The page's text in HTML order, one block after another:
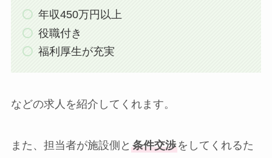
年収450万円以上
役職付き
福利厚生が充実
などの求人を紹介してくれます。
また、担当者が施設側と 条件交渉をしてくれるた